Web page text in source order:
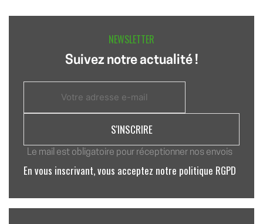
NEWSLETTER
Suivez notre actualité !
Le mail est obligatoire pour réceptionner nos envois
En vous inscrivant, vous acceptez notre politique RGPD